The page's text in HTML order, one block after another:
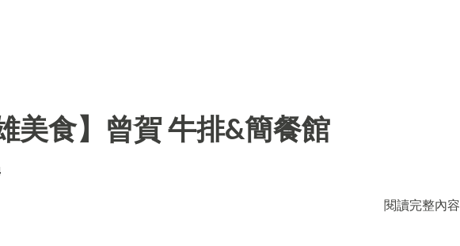
美食】曾賀 牛排&簡餐館
閱讀完整內容